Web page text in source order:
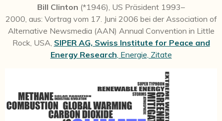
Bill Clinton (*1946), US Präsident 1993–
2000, aus: Vortrag vom 17. Juni 2006 bei der Association of
Alternative Newsmedia (AAN) Annual Convention in Little
Rock, USA, SIPER AG, Swiss Institute for Peace and
Energy Research , Energie, Zitate